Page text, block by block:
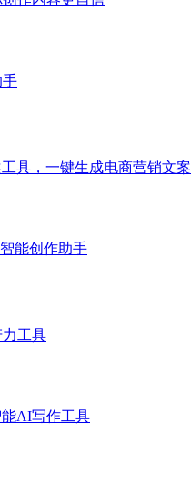
手
具，一键生成电商营销文案
能创作助手
工具
AI写作工具